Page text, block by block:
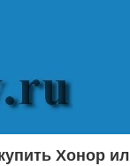
Хонор